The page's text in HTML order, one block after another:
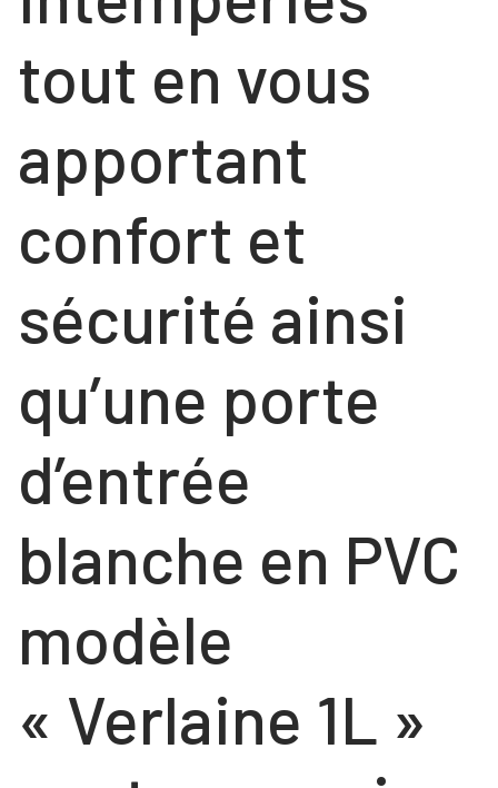
tout en vous
apportant
confort et
sécurité ainsi
qu’une porte
d’entrée
blanche en PVC
modèle
« Verlaine 1L »